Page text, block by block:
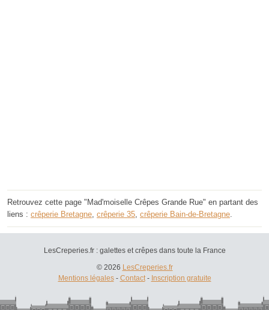
Retrouvez cette page "Mad'moiselle Crêpes Grande Rue" en partant des
liens : crêperie Bretagne crêperie 35 crêperie Bain-de-Bretagne
LesCreperies.fr : galettes et crêpes dans toute la France
© 2026 LesCreperies.fr
Mentions légales- Contact- Inscription gratuite